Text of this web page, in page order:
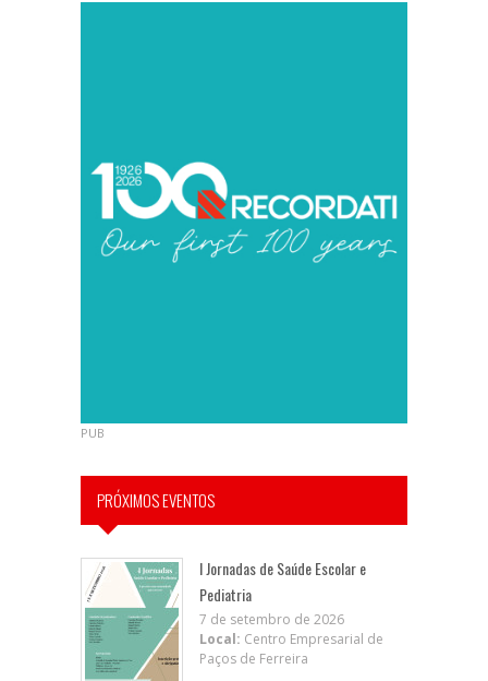
PUB
PRÓXIMOS EVENTOS
I Jornadas de Saúde Escolar e
Pediatria
7 de setembro de 2026
Local: Centro Empresarial de
Paços de Ferreira